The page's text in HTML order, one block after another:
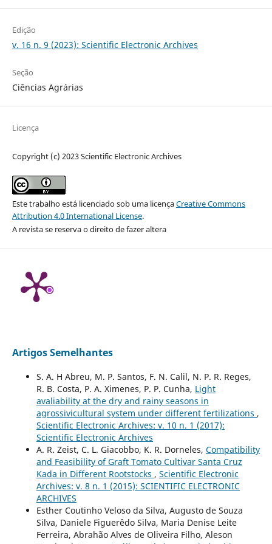
Edição
v. 16 n. 9 (2023): Scientific Electronic Archives
Seção
Ciências Agrárias
Licença
Copyright (c) 2023 Scientific Electronic Archives
Este trabalho está licenciado sob uma licençaCreative Commons
Attribution 4.0 International License.
A revista se reserva o direito de fazer altera
Artigos Semelhantes
S. A. H Abreu, M. P. Santos, F. N. Calil, N. P. R. Reges,
R. B. Costa, P. A. Ximenes, P. P. Cunha, Light
avaliability at the dry and rainy seasons in
agrossivicultural system under different fertilizations ,
Scientific Electronic Archives: v. 10 n. 1 (2017):
Scientific Electronic Archives
A. R. Zeist, C. L. Giacobbo, K. R. Dorneles, Compatibility
and Feasibility of Graft Tomato Cultivar Santa Cruz
Kada in Different Rootstocks , Scientific Electronic
Archives: v. 8 n. 1 (2015): SCIENTIFIC ELECTRONIC
ARCHIVES
Esther Coutinho Veloso da Silva, Augusto de Souza
Silva, Daniele Figuerêdo Silva, Maria Denise Leite
Ferreira, Abrahão Alves de Oliveira Filho, Aleson